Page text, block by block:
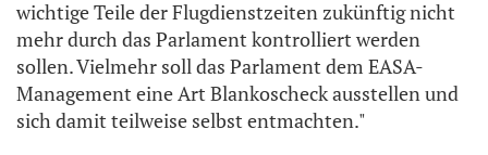
wichtige Teile der Flugdienstzeiten zukünftig nicht
mehr durch das Parlament kontrolliert werden
sollen. Vielmehr soll das Parlament dem EASA-
Management eine Art Blankoscheck ausstellen und
sich damit teilweise selbst entmachten."